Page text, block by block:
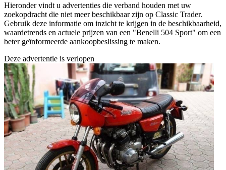
Hieronder vindt u advertenties die verband houden met uw
zoekopdracht die niet meer beschikbaar zijn op Classic Trader.
Gebruik deze informatie om inzicht te krijgen in de beschikbaarheid,
waardetrends en actuele prijzen van een "Benelli 504 Sport" om een
beter geïnformeerde aankoopbeslissing te maken.
Deze advertentie is verlopen